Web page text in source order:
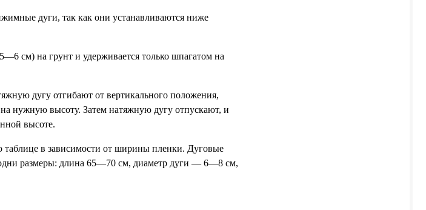
дуги, так как они устанавливаются ниже
см) на грунт и удерживается только шпагатом на
дугу отгибают от вертикального положения,
нужную высоту. Затем натяжную дугу отпускают, и
высоте.
в зависимости от ширины пленки. Дуговые
размеры: длина 65—70 см, диаметр дуги — 6—8 см,